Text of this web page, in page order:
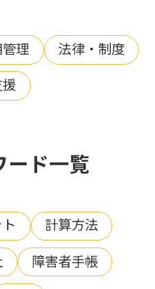
理 法律・制度
ード一覧
計算方法
障害者手帳